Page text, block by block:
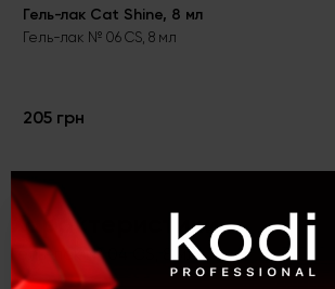
Гель-лак Cat Shine, 8 мл
Гель-лак № 06 CS, 8 мл
205 грн
Характеристики
Гель-лак № 04 CS, 8 мл